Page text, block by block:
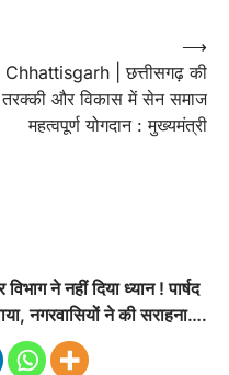
Chhattisgarh | छत्तीसगढ़ की
तरक्की और विकास में सेन समाज
महत्वपूर्ण योगदान : मुख्यमंत्री
⟶
ने नहीं दिया ध्यान ! पार्षद
नगरवासियों ने की सराहना….